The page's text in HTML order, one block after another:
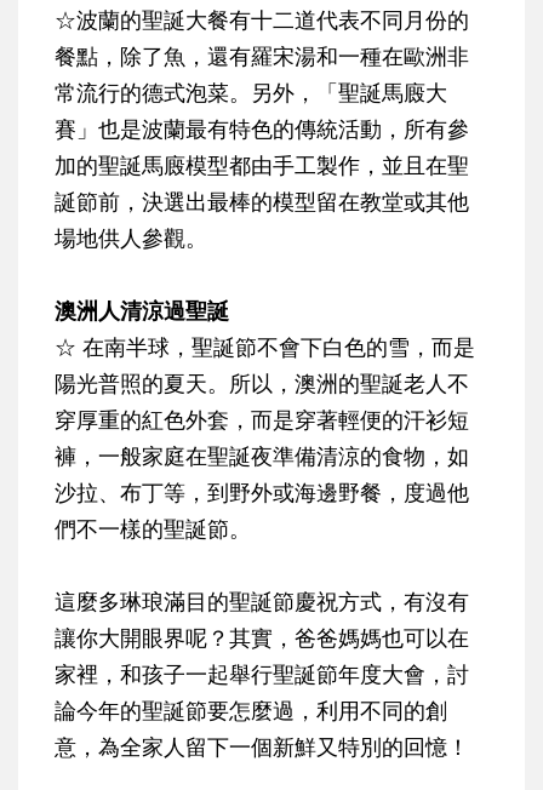
☆波蘭的聖誕大餐有十二道代表不同月份的
餐點，除了魚，還有羅宋湯和一種在歐洲非
常流行的德式泡菜。另外，「聖誕馬廄大
賽」也是波蘭最有特色的傳統活動，所有參
加的聖誕馬廄模型都由手工製作，並且在聖
誕節前，決選出最棒的模型留在教堂或其他
場地供人參觀。
澳洲人清涼過聖誕
☆ 在南半球，聖誕節不會下白色的雪，而是
陽光普照的夏天。所以，澳洲的聖誕老人不
穿厚重的紅色外套，而是穿著輕便的汗衫短
褲，一般家庭在聖誕夜準備清涼的食物，如
沙拉、布丁等，到野外或海邊野餐，度過他
們不一樣的聖誕節。
這麼多琳琅滿目的聖誕節慶祝方式，有沒有
讓你大開眼界呢？其實，爸爸媽媽也可以在
家裡，和孩子一起舉行聖誕節年度大會，討
論今年的聖誕節要怎麼過，利用不同的創
意，為全家人留下一個新鮮又特別的回憶！